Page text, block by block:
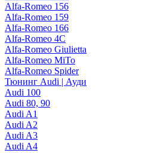
Alfa-Romeo 156
Alfa-Romeo 159
Alfa-Romeo 166
Alfa-Romeo 4C
Alfa-Romeo Giulietta
Alfa-Romeo MiTo
Alfa-Romeo Spider
Тюнинг Audi | Ауди
Audi 100
Audi 80, 90
Audi A1
Audi A2
Audi A3
Audi A4